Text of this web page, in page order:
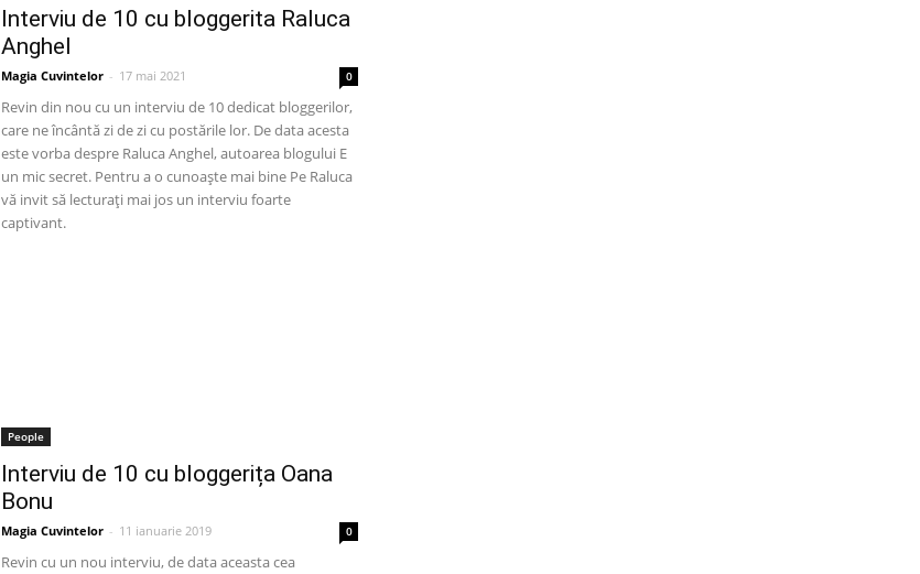
Interviu de 10 cu bloggerita Raluca
Anghel
Magia Cuvintelor - 17 mai 2021 0
Revin din nou cu un interviu de 10 dedicat bloggerilor,
care ne încântă zi de zi cu postările lor. De data acesta
este vorba despre Raluca Anghel, autoarea blogului E
un mic secret. Pentru a o cunoaște mai bine Pe Raluca
vă invit să lecturați mai jos un interviu foarte
captivant.
People
Interviu de 10 cu bloggerița Oana
Bonu
Magia Cuvintelor - 11 ianuarie 2019 0
Revin cu un nou interviu, de data aceasta cea